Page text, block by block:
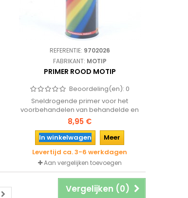
REFERENTIE: 9702026
FABRIKANT: MOTIP
PRIMER ROOD MOTIP
Beoordeling(en): 0
Sneldrogende primer voor het
voorbehandelen van behandelde en
onbehandelde ondergronden. Goed
schuurbaar zowel droog als nat (vanaf
korrel 400) en overspuitbaar met alle
verfsystemen.
8,95 €
In winkelwagen
Meer
Levertijd ca. 3-6 werkdagen
Aan vergelijken toevoegen
Vergelijken (0)